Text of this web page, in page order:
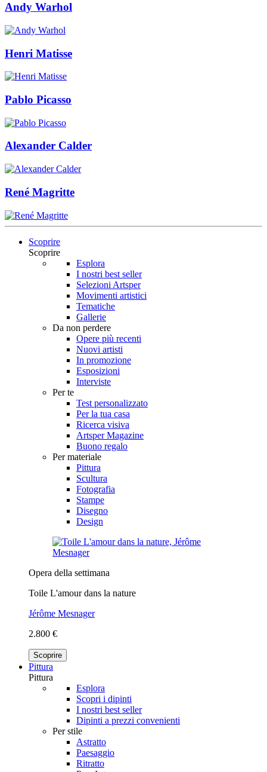
Andy Warhol
Henri Matisse
Pablo Picasso
Alexander Calder
René Magritte
Scoprire
Scoprire
Esplora
I nostri best seller
Selezioni Artsper
Movimenti artistici
Tematiche
Gallerie
Da non perdere
Opere più recenti
Nuovi artisti
In promozione
Esposizioni
Interviste
Per te
Test personalizzato
Per la tua casa
Ricerca visiva
Artsper Magazine
Buono regalo
Per materiale
Pittura
Scultura
Fotografia
Stampe
Disegno
Design
Opera della settimana
Toile L'amour dans la nature
Jérôme Mesnager
2.800 €
Scoprire
Pittura
Pittura
Esplora
Scopri i dipinti
I nostri best seller
Dipinti a prezzi convenienti
Per stile
Astratto
Paesaggio
Ritratto